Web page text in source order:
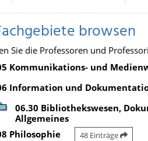
browsen
Sie die Professoren und
Kommunikations- und
Information und
06.30 Bibliothekswesen,
Allgemeines
Philosophie 48 Einträge